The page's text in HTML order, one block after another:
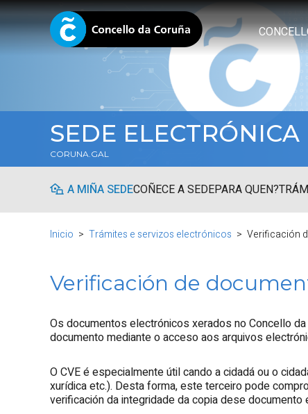
SEDE ELECTRÓNICA
CORUNA.GAL
A MIÑA SEDECOÑECE A SEDEPARA QUEN?
Inicio Trámites e servizos electrónicos Verificación
Verificación de
Os documentos electrónicos xerados no Concello
documento mediante o acceso aos arquivos
O CVE é especialmente útil cando a cidadá ou o
xurídica etc.). Desta forma, este terceiro pode
verificación da integridade da copia dese documento